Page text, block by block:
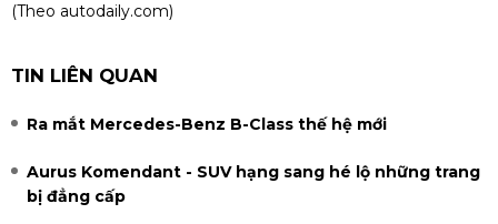
(Theo autodaily.com)
TIN LIÊN QUAN
Ra mắt Mercedes-Benz B-Class thế hệ mới
Aurus Komendant - SUV hạng sang hé lộ những trang
bị đẳng cấp